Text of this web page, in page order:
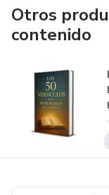
Todo el contenido
paso, con enfoque
Nuestro objetivo
a desarrollar
Aquí encontrarás
apoyo y una
aprender, aplicar
tiene demanda,
Otros
contenido
.